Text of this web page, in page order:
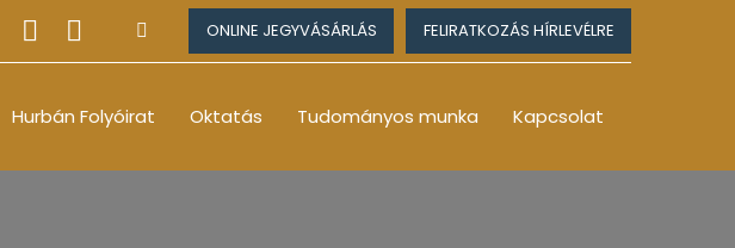
ONLINE JEGYVÁSÁRLÁS FELIRATKOZÁS HÍRLEVÉLRE
Hurbán Folyóirat Oktatás Tudományos munka Kapcsolat